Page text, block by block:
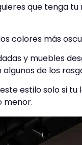
que tenga
colores más
y muebles
de los
estilo solo si
menor.